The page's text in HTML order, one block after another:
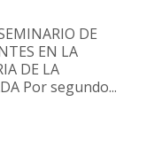
DE
EN LA
DE LA
Por segundo...